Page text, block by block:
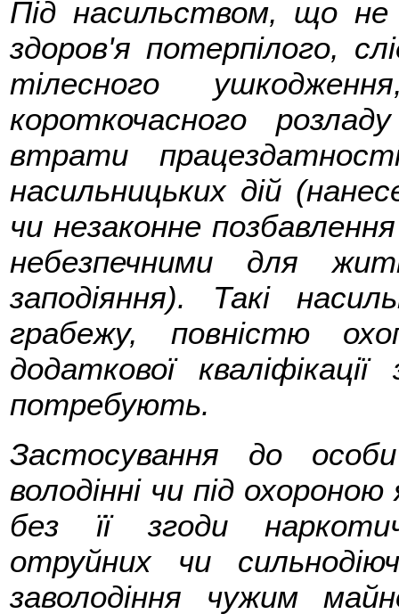
Під насильством, що
здоров'я потерпілого,
тілесного
короткочасного
втрати
насильницьких дій
чи незаконне
небезпечними для
заподіяння). Такі
грабежу, повністю
додаткової
потребують.
Застосування до
володінні чи під
без її згоди
отруйних чи
заволодіння чужим